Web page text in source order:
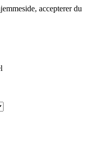
accepterer du